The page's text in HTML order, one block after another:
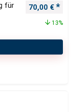
für
70,00 €
13%